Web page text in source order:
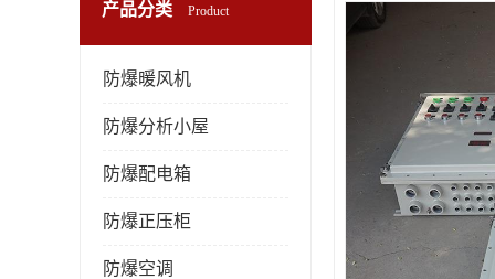
产品分类 Product
防爆暖风机
防爆分析小屋
防爆配电箱
防爆正压柜
防爆空调